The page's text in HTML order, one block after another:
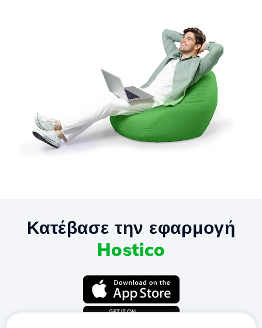
Κατέβασε την εφαρμογή
Hostico